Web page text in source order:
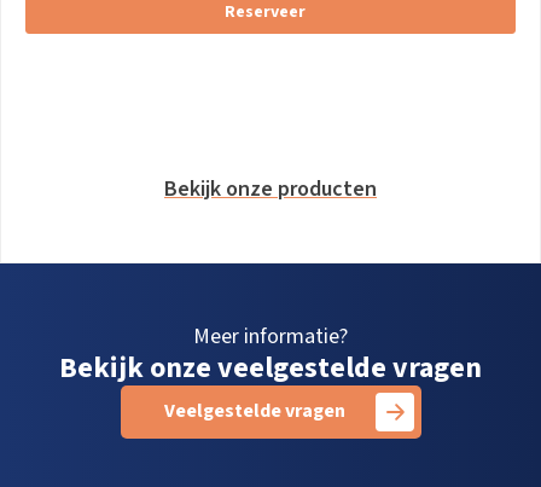
Reserveer
Bekijk onze producten
Meer informatie?
Bekijk onze veelgestelde vragen
Veelgestelde vragen